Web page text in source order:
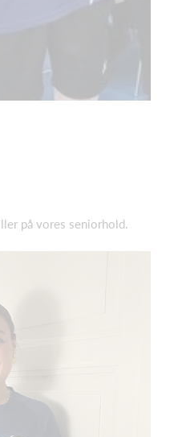
på vores seniorhold.